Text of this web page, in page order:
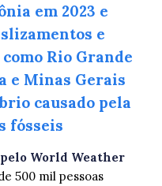
em 2023 e
e
Rio Grande
e Minas Gerais
causado pela
fósseis
World Weather
500 mil pessoas